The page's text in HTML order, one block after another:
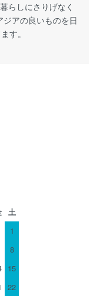
らしにさりげなく
アの良いものを日
す。
土
1
8
15
22